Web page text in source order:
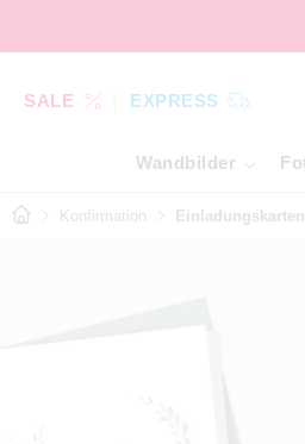
SALE EXPRESS
Wandbilder
Konfirmation Einladungskarten